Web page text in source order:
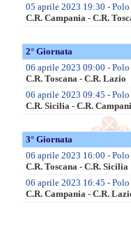
05 aprile 2023 19:30 -
C.R. Campania - C.R.
2° Giornata
06 aprile 2023 09:00 -
C.R. Toscana - C.R. Lazio
06 aprile 2023 09:45 -
C.R. Sicilia - C.R.
3° Giornata
06 aprile 2023 16:00 -
C.R. Toscana - C.R. Sicilia
06 aprile 2023 16:45 -
C.R. Campania - C.R.